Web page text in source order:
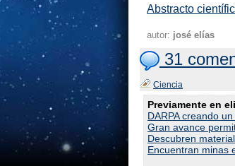
Abstracto
autor: josé elías
31
Ciencia
Previamente en
DARPA creando
Gran avance
Descubren
Encuentran minas